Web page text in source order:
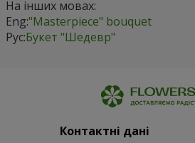
На інших мовах:
Eng:"Masterpiece" bouquet
Рус:Букет "Шедевр"
Контактні дані